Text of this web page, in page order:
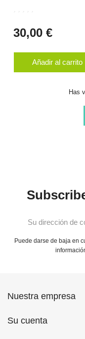
30,00 €
Añadir al carrito
Has
Puede darse de baja en
Nuestra empresa
Su cuenta